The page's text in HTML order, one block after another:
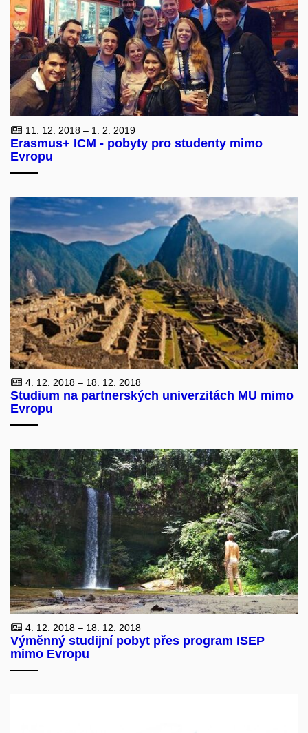
11. 12. 2018 – 1. 2. 2019
Erasmus+ ICM - pobyty pro studenty mimo
Evropu
4. 12. 2018 – 18. 12. 2018
Studium na partnerských univerzitách MU mimo
Evropu
4. 12. 2018 – 18. 12. 2018
Výměnný studijní pobyt přes program ISEP
mimo Evropu